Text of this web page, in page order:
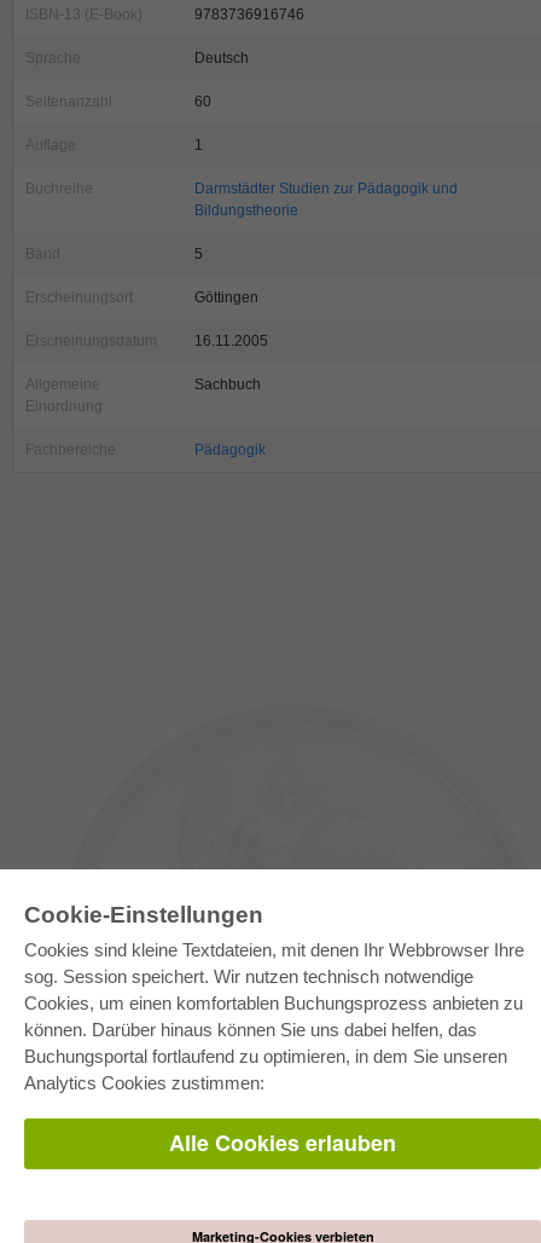
Cookie-Einstellungen
Cookies sind kleine Textdateien, mit denen Ihr Webbrowser Ihre
sog. Session speichert. Wir nutzen technisch notwendige
Cookies, um einen komfortablen Buchungsprozess anbieten zu
können. Darüber hinaus können Sie uns dabei helfen, das
Buchungsportal fortlaufend zu optimieren, in dem Sie unseren
Analytics Cookies zustimmen:
Alle Cookies erlauben
Marketing-Cookies verbieten
ISBN-13 (E-Book) 9783736916746
Sprache Deutsch
Seitenanzahl 60
Auflage 1
Buchreihe
Darmstädter Studien zur Pädagogik und
Bildungstheorie
Band 5
Erscheinungsort Göttingen
Erscheinungsdatum 16.11.2005
Allgemeine
Einordnung
Sachbuch
Fachbereiche Pädagogik
E-COLLECTION
Gesamtpaket
Fachbereichspakete
Pick & Choose
Bereitstellung von E-Books
Häufig gestellte Fragen (FAQ)